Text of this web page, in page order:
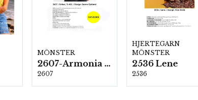
MÖNSTER
2607-Armonia och Alpaca 400
2607
HJERTEGARN
MÖNSTER
2536 Lene
2536